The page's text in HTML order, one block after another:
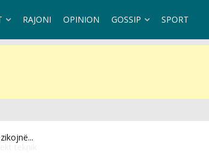
RAJONI OPINION GOSSIP SPORT
teknik